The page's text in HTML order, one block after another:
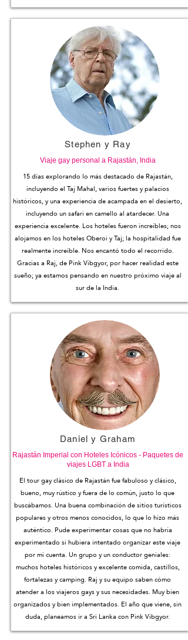
Stephen y Ray
Viaje gay personal a Rajastán, India
15 días explorando lo más destacado de Rajastán,
incluyendo el Taj Mahal, varios fuertes y palacios
históricos, y una experiencia de acampada en el desierto,
incluyendo un safari en camello al atardecer. Una
experiencia excelente. Los hoteles fueron increíbles; nos
alojamos en los hoteles Oberoi y Taj; la hospitalidad fue
realmente increíble. Nos encantó todo el recorrido.
Gracias a Raj, de Pink Vibgyor, por hacer realidad este
sueño; ya estamos pensando en nuestro próximo viaje al
sur de la India.
Daniel y Graham
Rajastán Imperial con Hoteles Icónicos - Paquetes de
viajes LGBT a India
El tour gay clásico de Rajastán fue fabuloso y clásico,
bueno, muy rústico y fuera de lo común, justo lo que
buscábamos. Una buena combinación de sitios turísticos
populares y otros menos conocidos, lo que lo hizo más
auténtico. Pude experimentar cosas que no habría
experimentado si hubiera intentado organizar este viaje
por mi cuenta. Un grupo y un conductor geniales:
muchos hoteles históricos y excelente comida, castillos,
fortalezas y camping. Raj y su equipo saben cómo
atender a los viajeros gays y sus necesidades. Muy bien
organizados y bien implementados. El año que viene, sin
duda, planeamos ir a Sri Lanka con Pink Vibgyor.